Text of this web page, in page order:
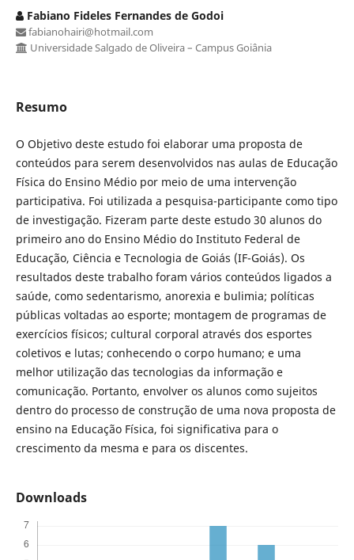
Fabiano Fideles Fernandes de Godoi
fabianohairi@hotmail.com
Universidade Salgado de Oliveira – Campus Goiânia
Resumo
O Objetivo deste estudo foi elaborar uma proposta de
conteúdos para serem desenvolvidos nas aulas de Educação
Física do Ensino Médio por meio de uma intervenção
participativa. Foi utilizada a pesquisa-participante como tipo
de investigação. Fizeram parte deste estudo 30 alunos do
primeiro ano do Ensino Médio do Instituto Federal de
Educação, Ciência e Tecnologia de Goiás (IF-Goiás). Os
resultados deste trabalho foram vários conteúdos ligados a
saúde, como sedentarismo, anorexia e bulimia; políticas
públicas voltadas ao esporte; montagem de programas de
exercícios físicos; cultural corporal através dos esportes
coletivos e lutas; conhecendo o corpo humano; e uma
melhor utilização das tecnologias da informação e
comunicação. Portanto, envolver os alunos como sujeitos
dentro do processo de construção de uma nova proposta de
ensino na Educação Física, foi significativa para o
crescimento da mesma e para os discentes.
Downloads